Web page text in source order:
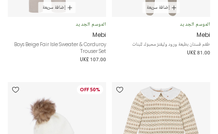
إضافة سريعة
الموسم الجديد
Mebi
طقم فستان بطبعة ورود وليقنز محبوك للبنات
UK£ 81.00
إضافة سريعة
الموسم الجديد
Mebi
Boys Beige Fair Isle Sweater & Corduroy
Trouser Set
UK£ 107.00
50% OFF